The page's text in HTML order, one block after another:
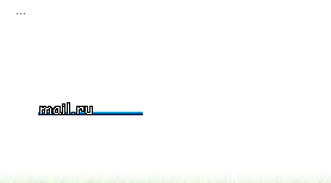
...